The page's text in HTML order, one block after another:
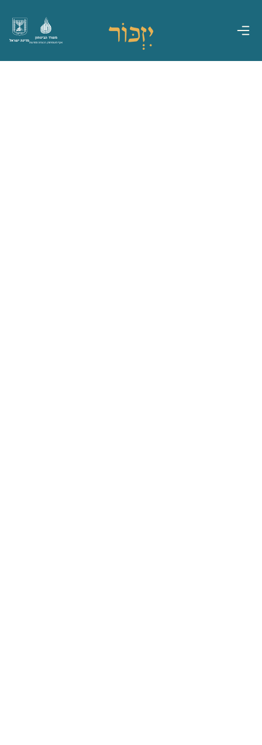
מדינת ישראל
משרד הביטחון
אגף משפחות, הנצחה ומורשת